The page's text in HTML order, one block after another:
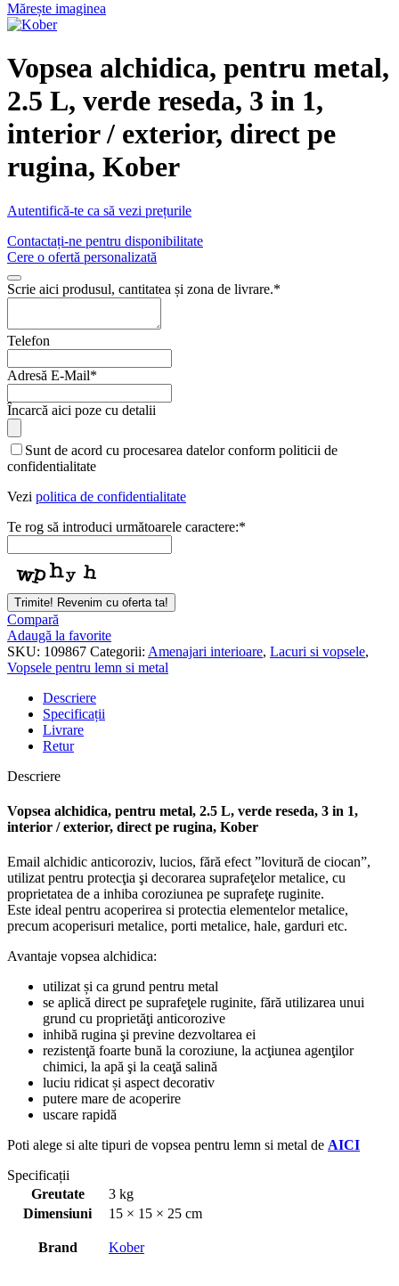
Mărește imaginea
Vopsea alchidica, pentru metal,
2.5 L, verde reseda, 3 in 1,
interior / exterior, direct pe
rugina, Kober
Autentifică-te ca să vezi prețurile
Contactați-ne pentru disponibilitate
Cere o ofertă personalizată
Scrie aici produsul, cantitatea și zona de livrare.*
Telefon
Adresă E-Mail*
Încarcă aici poze cu detalii
Sunt de acord cu procesarea datelor conform politicii de
confidentialitate
Vezi politica de confidentialitate
Te rog să introduci următoarele caractere:*
Trimite! Revenim cu oferta ta!
Phone
Number *
Compară
Adaugă la favorite
SKU: 109867 Categorii: Amenajari interioare, Lacuri si vopsele,
Vopsele pentru lemn si metal
Descriere
Specificații
Livrare
Retur
Descriere
Vopsea alchidica, pentru metal, 2.5 L, verde reseda, 3 in 1,
interior / exterior, direct pe rugina, Kober
Email alchidic anticoroziv, lucios, fără efect ”lovitură de ciocan”,
utilizat pentru protecţia şi decorarea suprafeţelor metalice, cu
proprietatea de a inhiba coroziunea pe suprafeţe ruginite.
Este ideal pentru acoperirea si protectia elementelor metalice,
precum acoperisuri metalice, porti metalice, hale, garduri etc.
Avantaje vopsea alchidica:
utilizat și ca grund pentru metal
se aplică direct pe suprafeţele ruginite, fără utilizarea unui
grund cu proprietăţi anticorozive
inhibă rugina şi previne dezvoltarea ei
rezistenţă foarte bună la coroziune, la acţiunea agenţilor
chimici, la apă şi la ceaţă salină
luciu ridicat și aspect decorativ
putere mare de acoperire
uscare rapidă
Poti alege si alte tipuri de vopsea pentru lemn si metal de AICI
Specificații
Greutate
3 kg
Dimensiuni
15 × 15 × 25 cm
Brand Kober